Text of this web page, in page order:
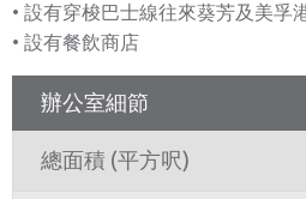
設有穿梭巴士線往來葵芳及美孚
設有餐飲商店
辦公室細節
總面積 (平方呎)